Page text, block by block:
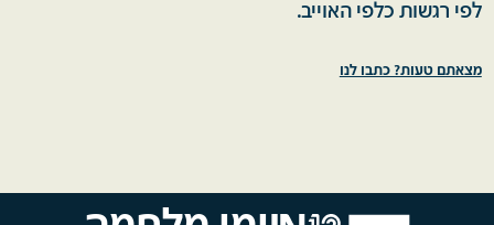
לפי רגשות כלפי האוייב.
מצאתם טעות? כתבו לנו